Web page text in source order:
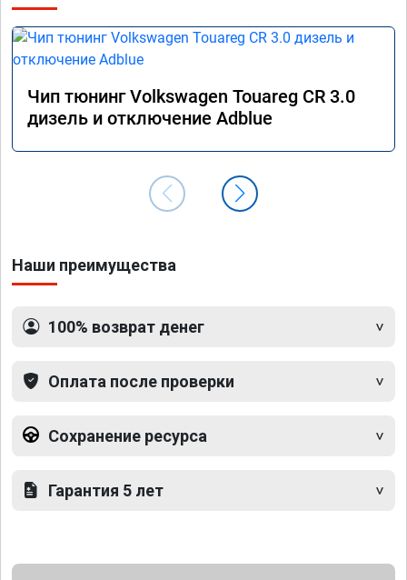
Чип тюнинг Volkswagen Touareg CR 3.0
дизель и отключение Adblue
Наши преимущества
100% возврат денег
Оплата после проверки
Сохранение ресурса
Гарантия 5 лет